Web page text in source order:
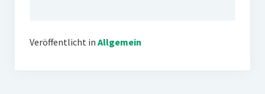
Veröffentlicht in Allgemein